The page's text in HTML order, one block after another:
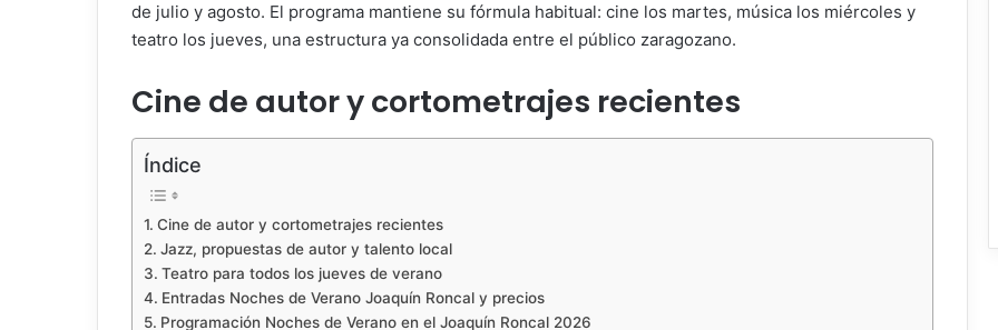
de julio y agosto. El programa mantiene su fórmula habitual: cine los martes, música los miércoles y
teatro los jueves, una estructura ya consolidada entre el público zaragozano.
Cine de autor y cortometrajes recientes
Índice
Cine de autor y cortometrajes recientes
Jazz, propuestas de autor y talento local
Teatro para todos los jueves de verano
Entradas Noches de Verano Joaquín Roncal y precios
Programación Noches de Verano en el Joaquín Roncal 2026